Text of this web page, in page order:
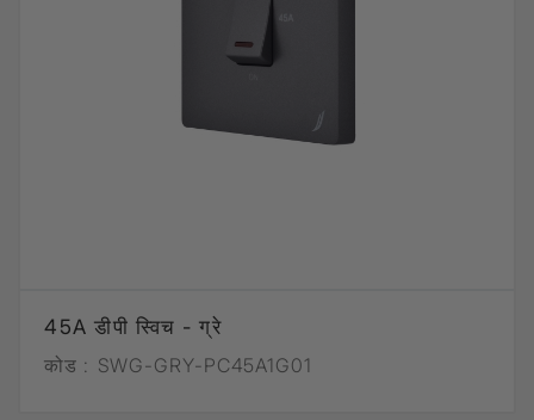
45A डीपी स्विच - ग्रे
कोड : SWG-GRY-PC45A1G01